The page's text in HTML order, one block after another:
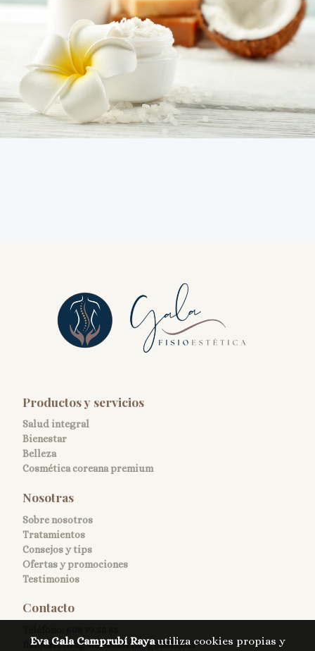
Productos y servicios
Salud integral
Bienestar
Belleza
Cosmética coreana premium
Nosotras
Sobre nosotros
Tratamientos
Consejos y tips
Ofertas y promociones
Testimonios
Contacto
fisioesteticagalasabadell@gmail.com
Eva Gala Camprubí Rayautiliza cookies propias y